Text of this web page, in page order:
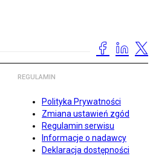
REGULAMIN
Polityka Prywatności
Zmiana ustawień zgód
Regulamin serwisu
Informacje o nadawcy
Deklaracja dostępności